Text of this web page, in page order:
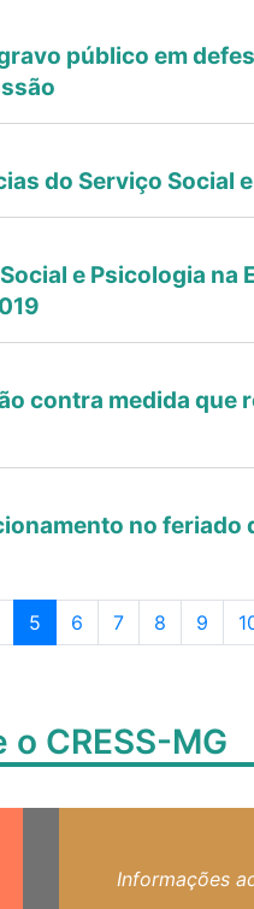
público em
do Serviço Social
e Psicologia
contra medida
no feriado
Página atual
5 Página
6 Página
7 Página
8 9
CRESS-MG
Informações